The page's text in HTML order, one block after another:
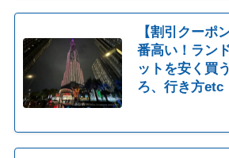
【割引クーポ
番高い！ラン
ットを安く買
ろ、行き方etc